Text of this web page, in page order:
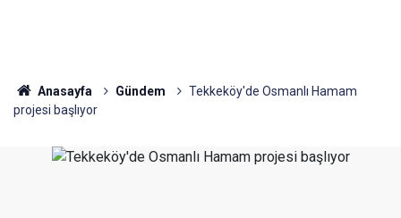
Anasayfa Gündem
Tekkeköy'de Osmanlı Hamam
projesi başlıyor